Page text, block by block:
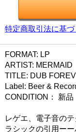
特定商取引法に基
FORMAT: LP
ARTIST: MERMAID
TITLE: DUB
Label: Beer &
CONDITION： 新品
レゲエ、電子音の
ラシックの引用ー